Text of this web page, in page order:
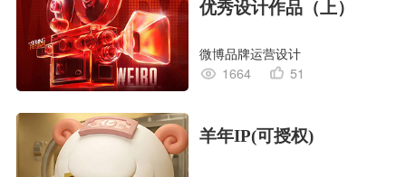
优秀设计作品（上）
微博品牌运营设计
1664
51
羊年IP(可授权)